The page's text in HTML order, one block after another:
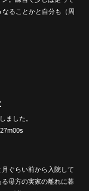
ることかと自分も（周
ました。
ぐらい前から入院して
母方の実家の離れに暮